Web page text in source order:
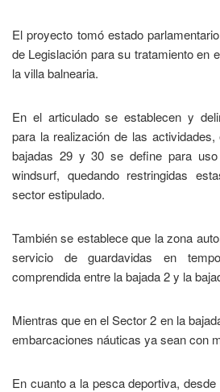
El proyecto tomó estado
de Legislación para su tratamiento en
la villa balnearia.
En el articulado se establecen y
para la realización de las
bajadas 29 y 30 se define para
windsurf, quedando restringidas
sector estipulado.
También se establece que la zona
servicio de guardavidas en
comprendida entre la bajada 2 y la
Mientras que en el Sector 2 en la
embarcaciones náuticas ya sean con
En cuanto a la pesca deportiva,